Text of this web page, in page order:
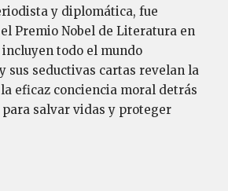
y diplomática, fue
Premio Nobel de Literatura en
incluyen todo el mundo
sus seductivas cartas revelan la
eficaz conciencia moral detrás
salvar vidas y proteger